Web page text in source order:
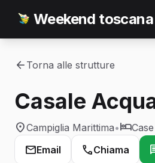
Weekend toscana
Torna alle strutture
Casale
Campiglia Marittima•
Email
Chiama